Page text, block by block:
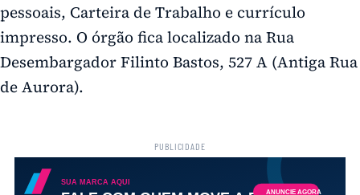
pessoais, Carteira de Trabalho e currículo
impresso. O órgão fica localizado na Rua
Desembargador Filinto Bastos, 527 A (Antiga Rua
de Aurora).
PUBLICIDADE